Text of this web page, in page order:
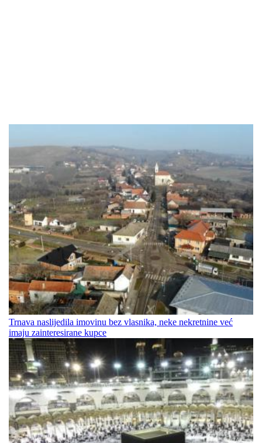
Trnava naslijedila imovinu bez vlasnika, neke nekretnine već
imaju zainteresirane kupce